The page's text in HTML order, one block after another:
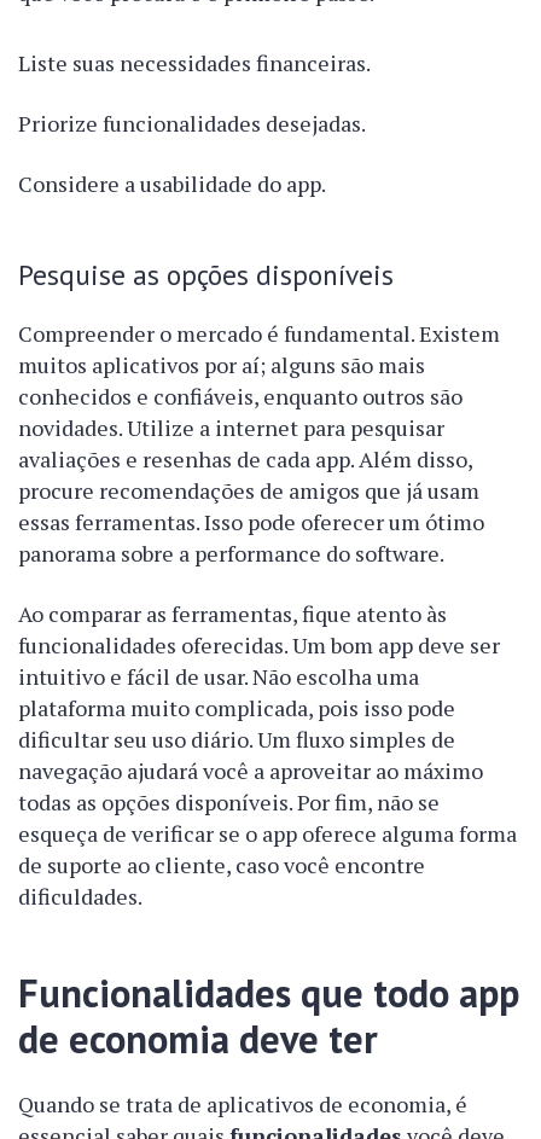
Liste suas necessidades financeiras.
Priorize funcionalidades desejadas.
Considere a usabilidade do app.
Pesquise as opções disponíveis
Compreender o mercado é fundamental. Existem
muitos aplicativos por aí; alguns são mais
conhecidos e confiáveis, enquanto outros são
novidades. Utilize a internet para pesquisar
avaliações e resenhas de cada app. Além disso,
procure recomendações de amigos que já usam
essas ferramentas. Isso pode oferecer um ótimo
panorama sobre a performance do software.
Ao comparar as ferramentas, fique atento às
funcionalidades oferecidas. Um bom app deve ser
intuitivo e fácil de usar. Não escolha uma
plataforma muito complicada, pois isso pode
dificultar seu uso diário. Um fluxo simples de
navegação ajudará você a aproveitar ao máximo
todas as opções disponíveis. Por fim, não se
esqueça de verificar se o app oferece alguma forma
de suporte ao cliente, caso você encontre
dificuldades.
Funcionalidades que todo app
de economia deve ter
Quando se trata de aplicativos de economia, é